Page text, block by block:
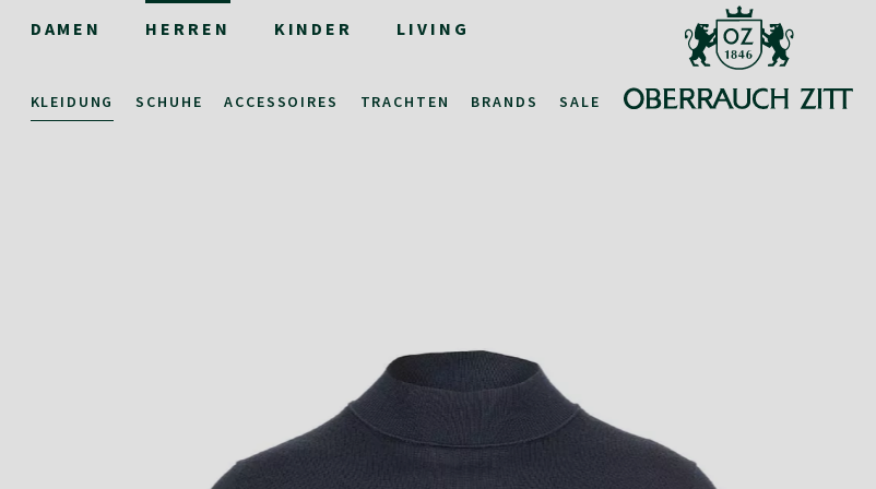
DAMEN HERREN KINDER LIVING
KLEIDUNG SCHUHE ACCESSOIRES TRACHTEN BRANDS SALE